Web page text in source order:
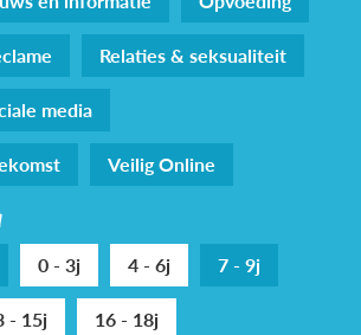
Relaties & seksualiteit
media
Veilig Online
0 - 3j 4 - 6j
7 - 9j
- 15j 16 - 18j